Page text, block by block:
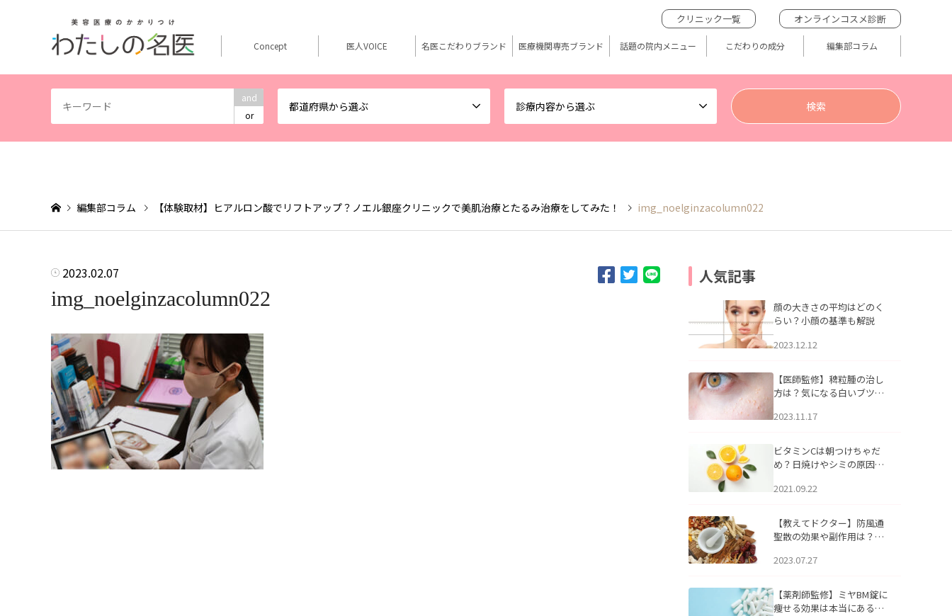
and
or
都道府県から選ぶ 診療内容から選ぶ
クリニック一覧 オンラインコスメ診断
Concept 医人VOICE 名医こだわりブランド 医療機関専売ブランド 話題の院内メニュー こだわりの成分 編集部コラム
編集部コラム 【体験取材】ヒアルロン酸でリフトアップ？ノエル銀座クリニックで美肌治療とたるみ治療をしてみた！ img_noelginzacolumn022
2023.02.07
img_noelginzacolumn022
人気記事
顔の大きさの平均はどのく
らい？小顔の基準も解説
2023.12.12
【医師監修】稗粒腫の治し
方は？気になる白いブツブ
アについて
2023.11.17
ビタミンCは朝つけちゃだ
め？日焼けやシミの原因に
2021.09.22
【教えてドクター】防風通
聖散の効果や副作用は？長
2023.07.27
【薬剤師監修】ミヤBM錠に
痩せる効果は本当にある